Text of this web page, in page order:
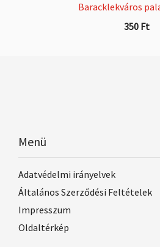
Baracklekváros
350 Ft
Menü
Adatvédelmi irányelvek
Általános Szerződési Feltételek
Impresszum
Oldaltérkép